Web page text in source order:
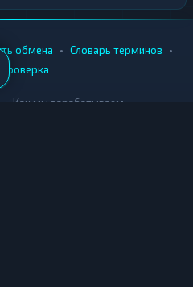
обмена • Словарь терминов •
Как мы зарабатываем